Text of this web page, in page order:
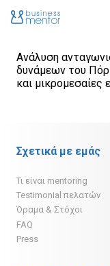
Ανάλυση
δυνάμεων του
και μικρομεσαίες
Σχετικά με εμάς
Τι είναι mentoring
Testimonial πελατών
Όραμα & Στόχοι
FAQ
Press